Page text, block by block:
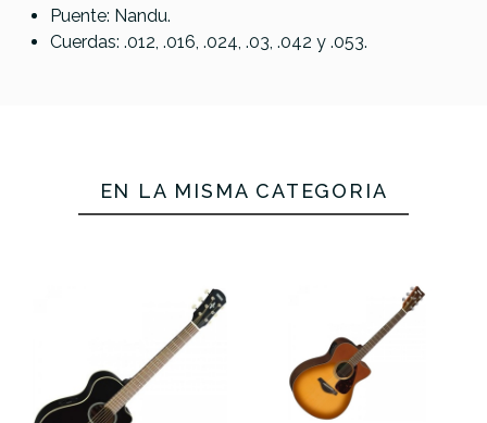
Puente: Nandu.
Cuerdas: .012, .016, .024, .03, .042 y .053.
EN LA MISMA CATEGORÍA